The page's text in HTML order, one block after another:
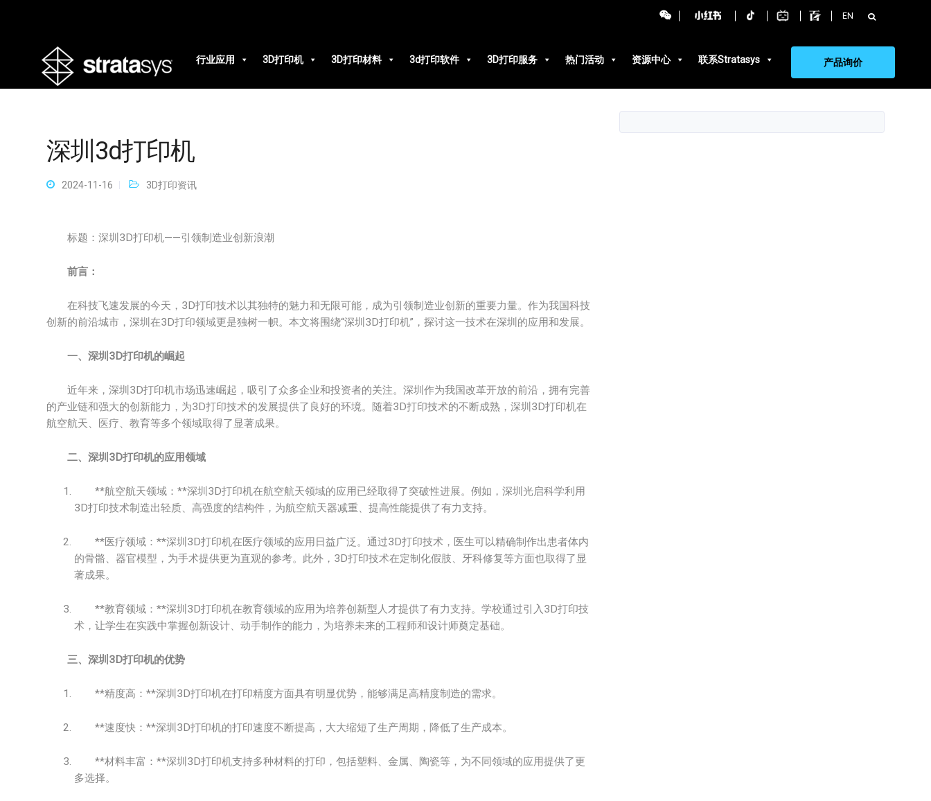
EN 搜
索：
行业应用
3D打印机 3D打印材料 3d打印软件 3D打印服务 热门活动 资源中心 联系Stratasys 产品询价
深圳3d打印机
2024-11-16 3D打印资讯
标题：深圳3D打印机——引领制造业创新浪潮
前言：
在科技飞速发展的今天，3D打印技术以其独特的魅力和无限可能，成为引领制造业创新的重要力量。作为我国科技
创新的前沿城市，深圳在3D打印领域更是独树一帜。本文将围绕“深圳3D打印机”，探讨这一技术在深圳的应用和发展。
一、深圳3D打印机的崛起
近年来，深圳3D打印机市场迅速崛起，吸引了众多企业和投资者的关注。深圳作为我国改革开放的前沿，拥有完善
的产业链和强大的创新能力，为3D打印技术的发展提供了良好的环境。随着3D打印技术的不断成熟，深圳3D打印机在
航空航天、医疗、教育等多个领域取得了显著成果。
二、深圳3D打印机的应用领域
**航空航天领域：**深圳3D打印机在航空航天领域的应用已经取得了突破性进展。例如，深圳光启科学利用
3D打印技术制造出轻质、高强度的结构件，为航空航天器减重、提高性能提供了有力支持。
**医疗领域：**深圳3D打印机在医疗领域的应用日益广泛。通过3D打印技术，医生可以精确制作出患者体内
的骨骼、器官模型，为手术提供更为直观的参考。此外，3D打印技术在定制化假肢、牙科修复等方面也取得了显
著成果。
**教育领域：**深圳3D打印机在教育领域的应用为培养创新型人才提供了有力支持。学校通过引入3D打印技
术，让学生在实践中掌握创新设计、动手制作的能力，为培养未来的工程师和设计师奠定基础。
三、深圳3D打印机的优势
**精度高：**深圳3D打印机在打印精度方面具有明显优势，能够满足高精度制造的需求。
**速度快：**深圳3D打印机的打印速度不断提高，大大缩短了生产周期，降低了生产成本。
**材料丰富：**深圳3D打印机支持多种材料的打印，包括塑料、金属、陶瓷等，为不同领域的应用提供了更
多选择。